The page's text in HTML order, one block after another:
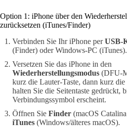
Option 1: iPhone über den
zurücksetzen (iTunes/Finder)
Verbinden Sie Ihr iPhone perUSB-
(Finder) oder Windows-PC (iTunes).
Versetzen Sie das iPhone in den
Wiederherstellungsmodus (DFU-
kurz die Lauter-Taste, dann kurz die
halten Sie die Seitentaste gedrückt,
Verbindungssymbol erscheint.
Öffnen Sie Finder (macOS
iTunes (Windows/älteres macOS).